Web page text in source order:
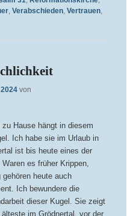
, Verabschieden, Vertrauen,
von
Hause hängt in diesem
Ich habe sie im Urlaub in
ist bis heute eines der
es früher Krippen,
heute auch
Ich bewundere die
dieser Kugel. Sie zeigt
im Grödnertal, vor der